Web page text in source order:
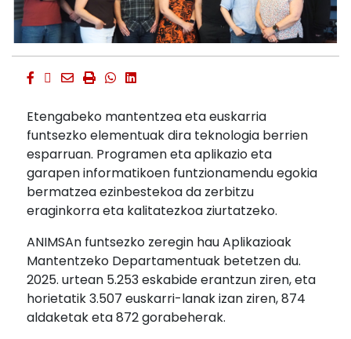
Facebook
Twitter
EmailImprimirWhatsapp
Whatsapp
Etengabeko mantentzea eta euskarria
funtsezko elementuak dira teknologia berrien
esparruan. Programen eta aplikazio eta
garapen informatikoen funtzionamendu egokia
bermatzea ezinbestekoa da zerbitzu
eraginkorra eta kalitatezkoa ziurtatzeko.
ANIMSAn funtsezko zeregin hau Aplikazioak
Mantentzeko Departamentuak betetzen du.
2025. urtean 5.253 eskabide erantzun ziren, eta
horietatik 3.507 euskarri-lanak izan ziren, 874
aldaketak eta 872 gorabeherak.